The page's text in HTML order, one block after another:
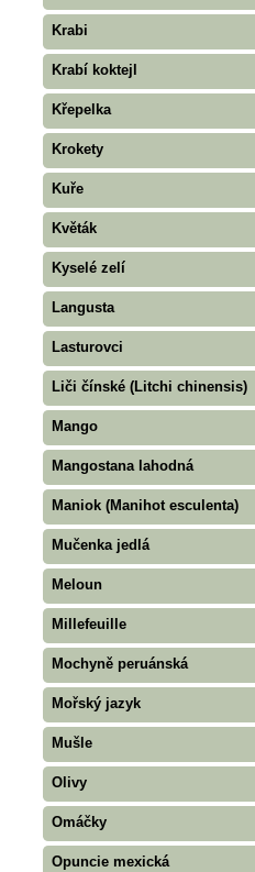
Krabi
Krabí koktejl
Křepelka
Krokety
Kuře
Květák
Kyselé zelí
Langusta
Lasturovci
Liči čínské (Litchi chinensis)
Mango
Mangostana lahodná
Maniok (Manihot esculenta)
Mučenka jedlá
Meloun
Millefeuille
Mochyně peruánská
Mořský jazyk
Mušle
Olivy
Omáčky
Opuncie mexická